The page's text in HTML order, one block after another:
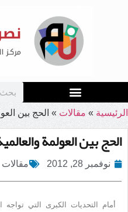
الرئيسية » مقالات » الحج بين
الحج بين العولمة
نوفمبر 28, 2012 مقالات
أمام التحديات الكبرى التي